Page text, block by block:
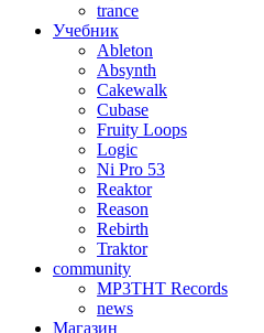
trance
Учебник
Ableton
Absynth
Cakewalk
Cubase
Fruity Loops
Logic
Ni Pro 53
Reaktor
Reason
Rebirth
Traktor
community
MP3THT Records
news
Магазин